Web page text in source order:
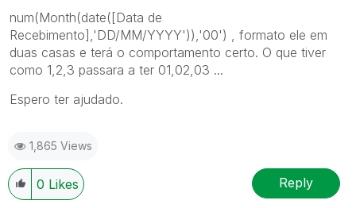
num(Month(date([Data de
Recebimento],'DD/MM/YYYY')),'00') , formato ele em
duas casas e terá o comportamento certo. O que tiver
como 1,2,3 passara a ter 01,02,03 ...
Espero ter ajudado.
1,865 Views
0 Likes Reply